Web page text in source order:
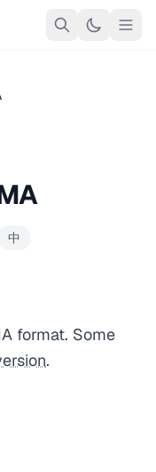
中
format. Some
.